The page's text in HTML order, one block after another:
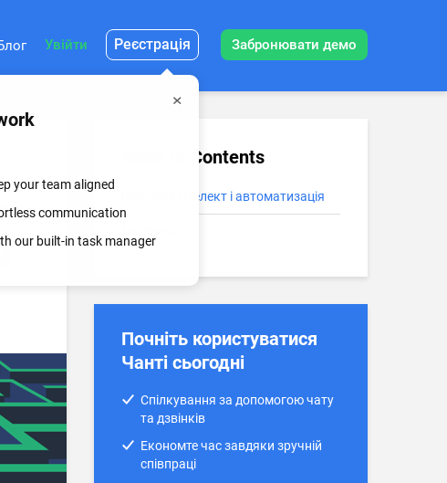
Увійти Реєстрація
your team aligned
communication
our built-in task manager
Забронювати демо
Table of Contents
Штучний інтелект і автоматизація
Почніть користуватися
Чанті сьогодні
Спілкування за допомогою чату
та дзвінків
Економте час завдяки зручній
співпраці